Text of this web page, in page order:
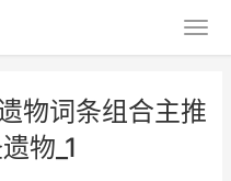
物词条组合主推
物_1